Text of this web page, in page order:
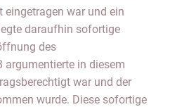
war und ein
daraufhin sofortige
des
argumentierte in diesem
war und der
wurde. Diese sofortige